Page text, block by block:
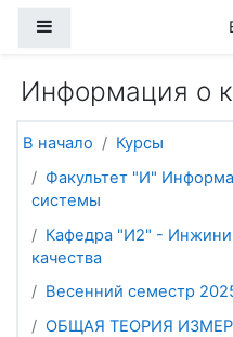
Информация о
В начало
Курсы
Факультет "И"
системы
Кафедра "И2" -
качества
Весенний семестр
ОБЩАЯ ТЕОРИЯ